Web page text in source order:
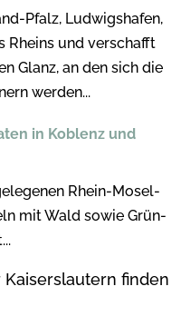
Pfalz, Ludwigshafen,
Rheins und verschafft
Glanz, an den sich die
werden...
in Koblenz und
Rhein-Mosel-
mit Wald sowie Grün-
finden